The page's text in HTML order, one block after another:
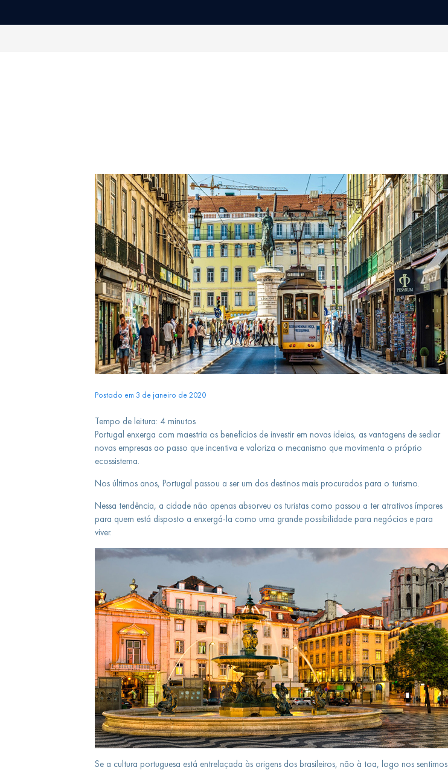
Postado em 3 de janeiro de 2020
Tempo de leitura: 4 minutos
Portugal enxerga com maestria os benefícios de investir em novas ideias, as vantagens de sediar
novas empresas ao passo que incentiva e valoriza o mecanismo que movimenta o próprio
ecossistema.
Nos últimos anos, Portugal passou a ser um dos destinos mais procurados para o turismo.
Nessa tendência, a cidade não apenas absorveu os turistas como passou a ter atrativos ímpares
para quem está disposto a enxergá-la como uma grande possibilidade para negócios e para
viver.
Se a cultura portuguesa está entrelaçada às origens dos brasileiros, não à toa, logo nos sentimos